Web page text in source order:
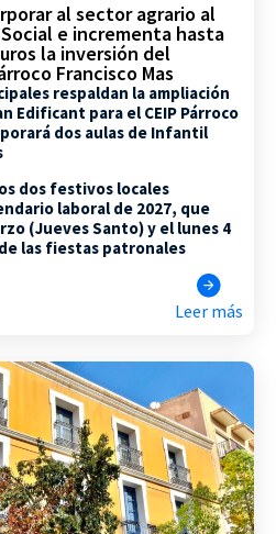
al sector agrario al
e incrementa hasta
la inversión del
Francisco Mas
respaldan la ampliación
Edificant para el CEIP Párroco
dos aulas de Infantil
dos festivos locales
laboral de 2027, que
(Jueves Santo) y el lunes 4
las fiestas patronales
Leer más